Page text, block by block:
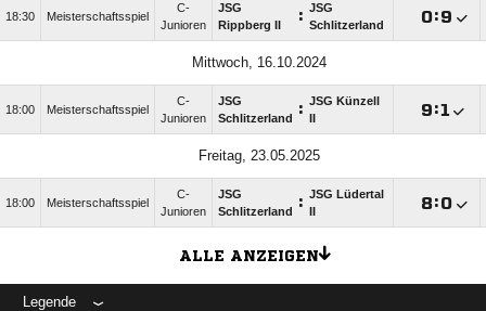
18:30 Meisterschaftsspiel
C-
Junioren
JSG
Rippberg II
: JSG
Schlitzerland
:
Mittwoch, 16.10.2024
18:00 Meisterschaftsspiel
C-
Junioren
JSG
Schlitzerland
: JSG Künzell
:
Freitag, 23.05.2025
18:00 Meisterschaftsspiel
C-
Junioren
JSG
Schlitzerland
: JSG Lüdertal
:
ALLE ANZEIGEN
Legende